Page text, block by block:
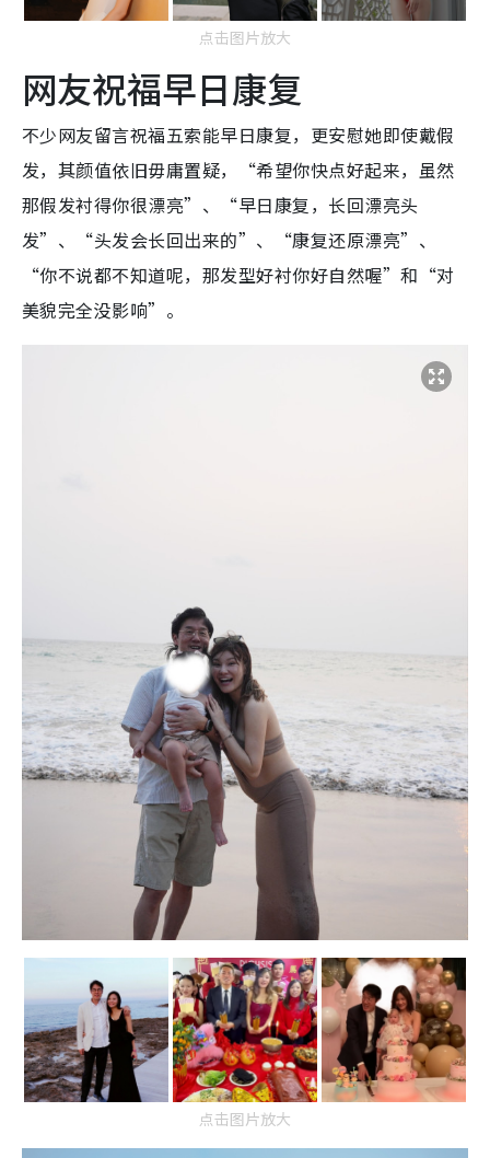
点击图片放大
网友祝福早日康复
不少网友留言祝福五索能早日康复，更安慰她即使戴假
发，其颜值依旧毋庸置疑，“希望你快点好起来，虽然
那假发衬得你很漂亮”、“早日康复，长回漂亮头
发”、“头发会长回出来的”、“康复还原漂亮”、
“你不说都不知道呢，那发型好衬你好自然喔”和“对
美貌完全没影响”。
点击图片放大